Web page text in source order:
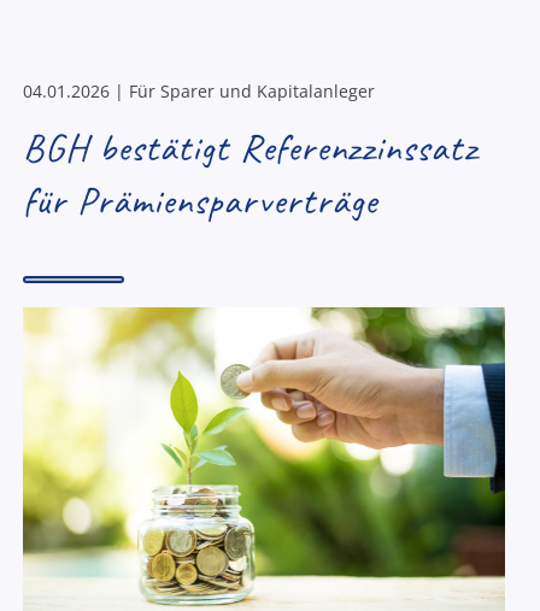
04.01.2026 | Für Sparer und Kapitalanleger
BGH bestätigt Referenzzinssatz
für Prämiensparverträge